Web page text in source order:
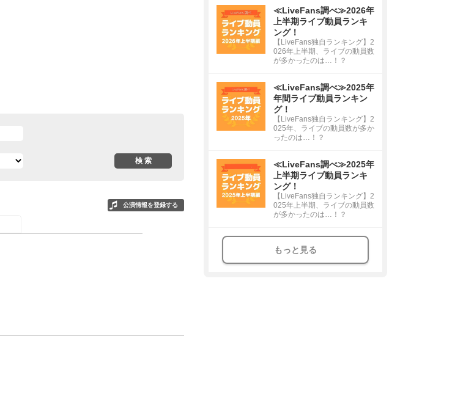
公演情報を登録する
≪LiveFans調べ≫2026年
上半期ライブ動員ランキ
ング！
【LiveFans独自ランキング】2
026年上半期、ライブの動員数
が多かったのは…！？
≪LiveFans調べ≫2025年
年間ライブ動員ランキン
グ！
【LiveFans独自ランキング】2
025年、ライブの動員数が多か
ったのは…！？
≪LiveFans調べ≫2025年
上半期ライブ動員ランキ
ング！
【LiveFans独自ランキング】2
025年上半期、ライブの動員数
が多かったのは…！？
もっと見る